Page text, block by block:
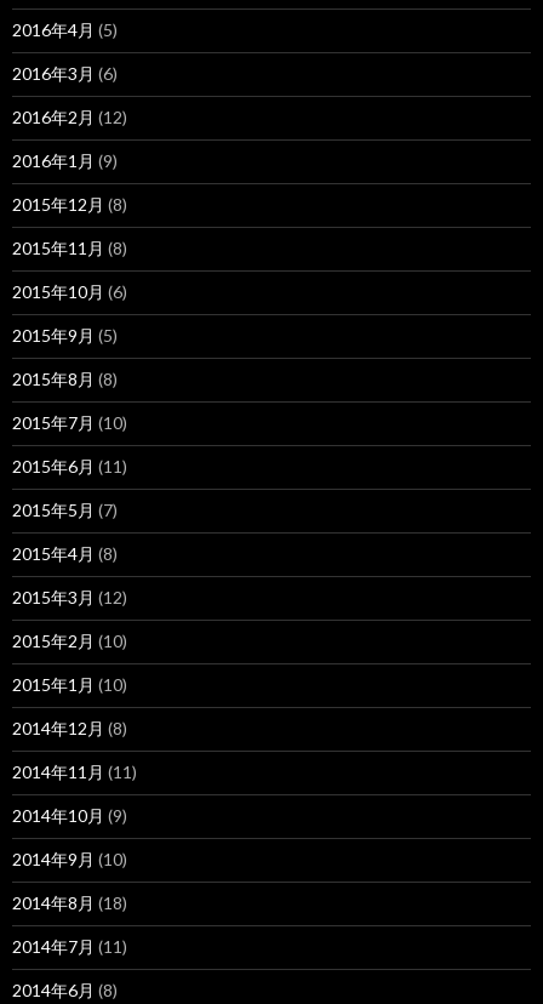
2016年4月 (5)
2016年3月 (6)
2016年2月 (12)
2016年1月 (9)
2015年12月 (8)
2015年11月 (8)
2015年10月 (6)
2015年9月 (5)
2015年8月 (8)
2015年7月 (10)
2015年6月 (11)
2015年5月 (7)
2015年4月 (8)
2015年3月 (12)
2015年2月 (10)
2015年1月 (10)
2014年12月 (8)
2014年11月 (11)
2014年10月 (9)
2014年9月 (10)
2014年8月 (18)
2014年7月 (11)
2014年6月 (8)